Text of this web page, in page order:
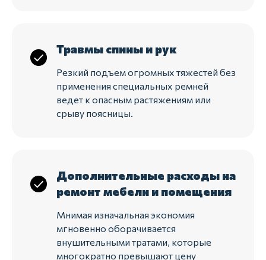
Травмы спины и рук
Резкий подъем огромных тяжестей без
применения специальных ремней
ведет к опасным растяжениям или
срыву поясницы.
Дополнительные расходы на
ремонт мебели и помещения
Мнимая изначальная экономия
мгновенно оборачивается
внушительными тратами, которые
многократно превышают цену